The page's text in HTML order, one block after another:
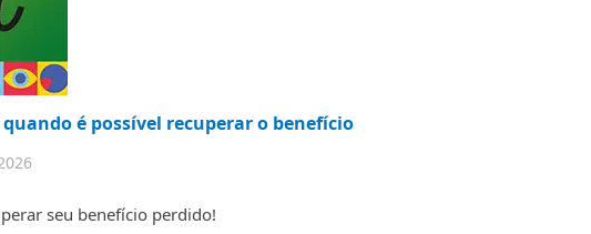
é possível recuperar o benefício
seu benefício perdido!